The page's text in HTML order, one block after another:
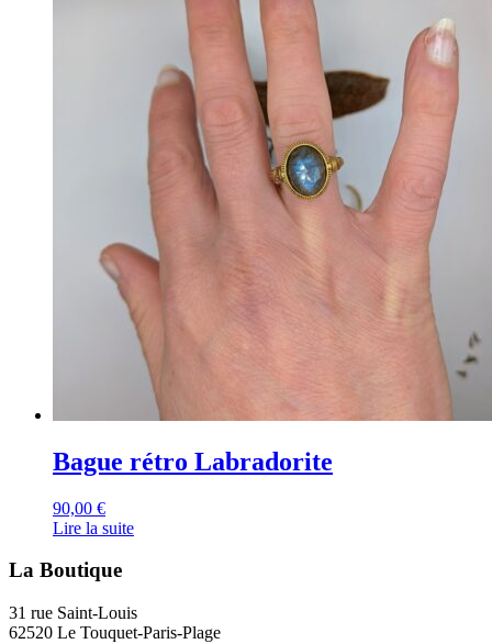
Bague rétro Labradorite
90,00 €
Lire la suite
La Boutique
31 rue Saint-Louis
62520 Le Touquet-Paris-Plage